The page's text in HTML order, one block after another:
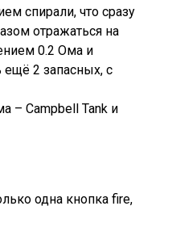
спирали, что сразу
отражаться на
0.2 Ома и
2 запасных, с
– Campbell Tank и
одна кнопка fire,